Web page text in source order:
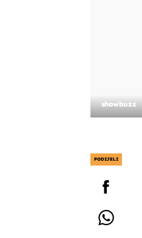
showbuzz
PODIJELI